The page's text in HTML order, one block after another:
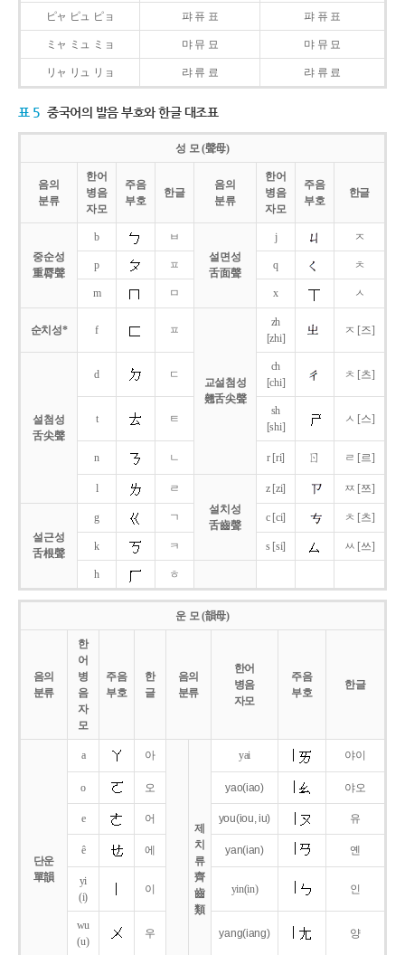
ピャ ピュ ピョ 퍄 퓨 표 퍄 퓨 표
ミャ ミュ ミョ 먀 뮤 묘 먀 뮤 묘
リャ リュ リョ 랴 류 료 랴 류 료
표 5 중국어의 발음 부호와 한글 대조표
성 모 (聲母)
음의
분류
한어
병음
자모
주음
부호
한글
음의
분류
한어
병음
자모
주음
부호
한글
중순성
重脣聲
b
ㅂ
설면성
舌面聲
j ㅈ
p ㅍ q ㅊ
m ㅁ x ㅅ
순치성* f ㅍ
교설첨성
翹舌尖聲
zh
[zhi]
ㅈ [즈]
설첨성
舌尖聲
d ㄷ
ch
[chi]
ㅊ [츠]
t ㅌ
sh
[shi]
ㅅ [스]
n ㄴ r [ri] ㄖ ㄹ [르]
l
ㄹ
설치성
舌齒聲
z [zi] ㅉ [쯔]
설근성
舌根聲
g ㄱ c [ci] ㅊ [츠]
k ㅋ s [si] ㅆ [쓰]
h ㅎ
운 모 (韻母)
음의
분류
한
어
병
음
자
모
주음
부호
한
글
음의
분류
한어
병음
자모
주음
부호
한글
단운
單韻
a 아
제
치
류
齊
齒
類
yai 야이
o 오 yao(iao) 야오
e 어 you(iou,iu) 유
ê 에 yan(ian) 옌
yi
(i)
이 yin(in) 인
wu
(u)
우 yang(iang) 양